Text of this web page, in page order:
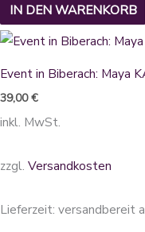
IN DEN WARENKORB
Event in Biberach: Maya
39,00€
inkl. MwSt.
zzgl. Versandkosten
Lieferzeit: versandbereit